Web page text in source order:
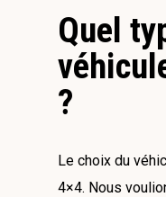
Quel
?
Le choix du
4×4. Nous